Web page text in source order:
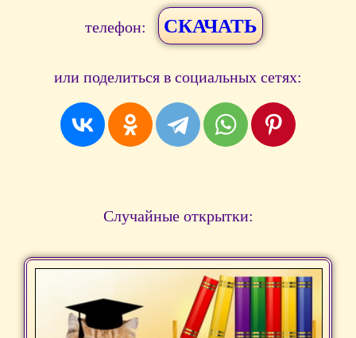
телефон: СКАЧАТЬ
или поделиться в социальных сетях:
Случайные открытки: